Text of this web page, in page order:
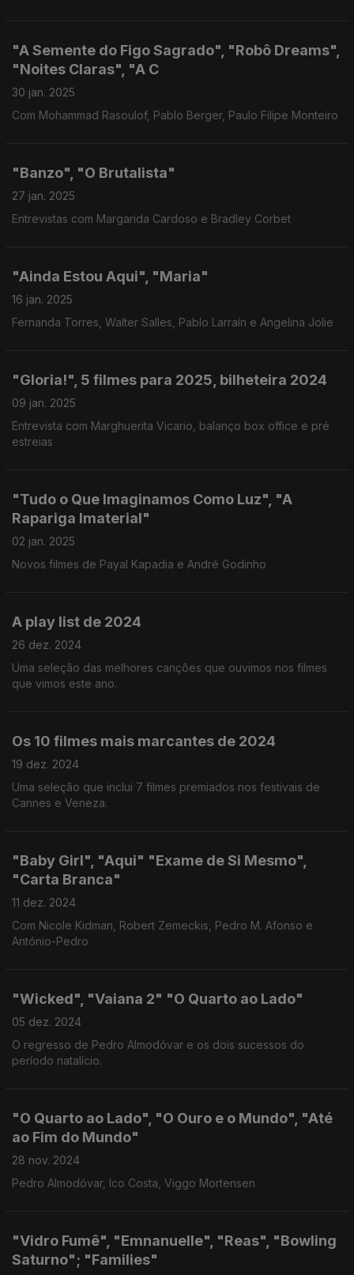
"A Semente do Figo Sagrado", "Robô Dreams",
"Noites Claras", "A C
30 jan. 2025
Com Mohammad Rasoulof, Pablo Berger, Paulo Filipe Monteiro
"Banzo", "O Brutalista"
27 jan. 2025
Entrevistas com Margarida Cardoso e Bradley Corbet
"Ainda Estou Aqui", "Maria"
16 jan. 2025
Fernanda Torres, Walter Salles, Pablo Larraín e Angelina Jolie
"Gloria!", 5 filmes para 2025, bilheteira 2024
09 jan. 2025
Entrevista com Marghuerita Vicario, balanço box office e pré
estreias
"Tudo o Que Imaginamos Como Luz", "A
Rapariga Imaterial"
02 jan. 2025
Novos filmes de Payal Kapadia e André Godinho
A play list de 2024
26 dez. 2024
Uma seleção das melhores canções que ouvimos nos filmes
que vimos este ano.
Os 10 filmes mais marcantes de 2024
19 dez. 2024
Uma seleção que inclui 7 filmes premiados nos festivais de
Cannes e Veneza.
"Baby Girl", "Aqui" "Exame de Si Mesmo",
"Carta Branca"
11 dez. 2024
Com Nicole Kidman, Robert Zemeckis, Pedro M. Afonso e
António-Pedro
"Wicked", "Vaiana 2" "O Quarto ao Lado"
05 dez. 2024
O regresso de Pedro Almodóvar e os dois sucessos do
período natalício.
"O Quarto ao Lado", "O Ouro e o Mundo", "Até
ao Fim do Mundo"
28 nov. 2024
Pedro Almodóvar, Ico Costa, Viggo Mortensen
"Vidro Fumê", "Emnanuelle", "Reas", "Bowling
Saturno"; "Families"